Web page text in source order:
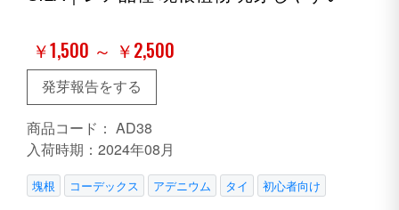
￥1,500 ～ ￥2,500
発芽報告をする
商品コード： AD38
入荷時期：2024年08月
塊根 コーデックス アデニウム タイ 初心者向け